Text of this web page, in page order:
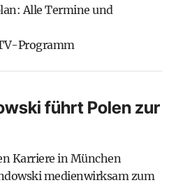
Alle Termine und
Programm
führt Polen zur
Karriere in München
medienwirksam zum